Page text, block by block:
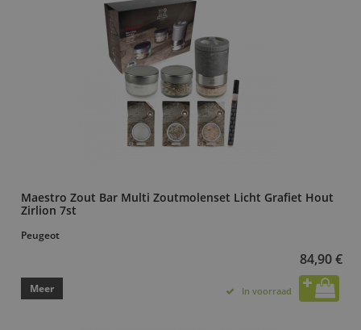
Maestro Zout Bar Multi Zoutmolenset Licht Grafiet Hout
Zirlion 7st
Peugeot
84,90 €
Meer In voorraad